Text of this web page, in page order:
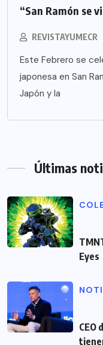
“San Ramón se
REVISTAYUMECR
Este Febrero se
japonesa en San
Japón y la
Últimas
Eyes
CEO